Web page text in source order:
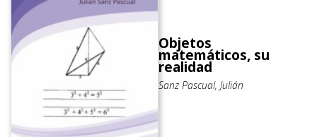
Objetos
matemáticos, su
realidad
Sanz Pascual, Julián